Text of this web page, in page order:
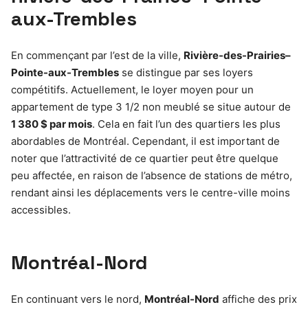
aux-Trembles
En commençant par l’est de la ville, Rivière-des-Prairies–
Pointe-aux-Trembles se distingue par ses loyers
compétitifs. Actuellement, le loyer moyen pour un
appartement de type 3 1/2 non meublé se situe autour de
1 380 $ par mois. Cela en fait l’un des quartiers les plus
abordables de Montréal. Cependant, il est important de
noter que l’attractivité de ce quartier peut être quelque
peu affectée, en raison de l’absence de stations de métro,
rendant ainsi les déplacements vers le centre-ville moins
accessibles.
Montréal-Nord
En continuant vers le nord, Montréal-Nord affiche des prix